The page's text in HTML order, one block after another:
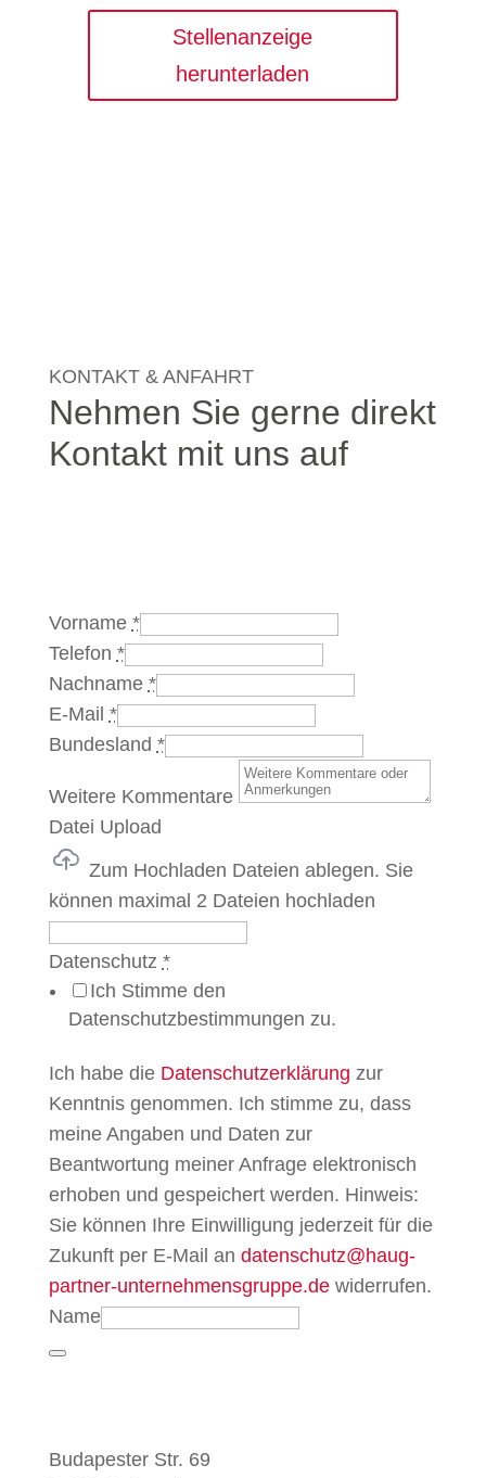
Stellenanzeige
herunterladen
KONTAKT & ANFAHRT
Nehmen Sie gerne direkt
Kontakt mit uns auf
Vorname *
Telefon *
Nachname *
E-Mail *
Bundesland *
Weitere Kommentare
Datei Upload
Zum Hochladen Dateien ablegen. Sie
können maximal 2 Dateien hochladen
Datenschutz *
Ich Stimme den
Datenschutzbestimmungen zu.
Ich habe die Datenschutzerklärung zur
Kenntnis genommen. Ich stimme zu, dass
meine Angaben und Daten zur
Beantwortung meiner Anfrage elektronisch
erhoben und gespeichert werden. Hinweis:
Sie können Ihre Einwilligung jederzeit für die
Zukunft per E-Mail an datenschutz@haug-
partner-unternehmensgruppe.dewiderrufen.
Name
Budapester Str. 69